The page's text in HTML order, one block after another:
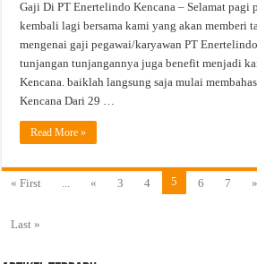
Gaji Di PT Enertelindo Kencana – Selamat pagi
kembali lagi bersama kami yang akan memberi
mengenai gaji pegawai/karyawan PT
tunjangan tunjangannya juga benefit menjadi
Kencana. baiklah langsung saja mulai
Kencana Dari 29 …
Read More »
« First « 3 4 5 6 7 »
Last »